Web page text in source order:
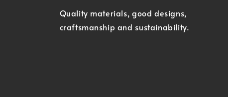
Quality materials, good designs,
craftsmanship and sustainability.